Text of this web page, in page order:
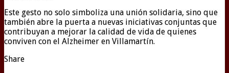
Este gesto no solo simboliza una unión solidaria, sino que
también abre la puerta a nuevas iniciativas conjuntas que
contribuyan a mejorar la calidad de vida de quienes
conviven con el Alzheimer en Villamartín.
Share